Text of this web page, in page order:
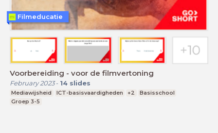
Voorbereiding - voor de filmvertoning
February 2023- 14 slides
Mediawijsheid ICT-basisvaardigheden +2
Basisschool
Groep 3-5
Filmeducatie